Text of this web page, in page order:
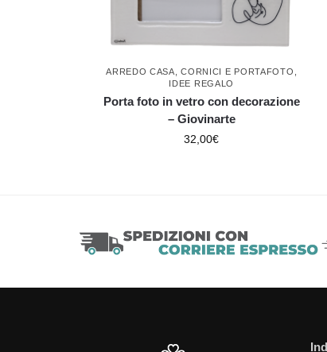
ARREDO CASA ,CORNICI E PORTAFOTO
IDEE REGALO
Porta foto in vetro con decorazione
– Giovinarte
32,00€